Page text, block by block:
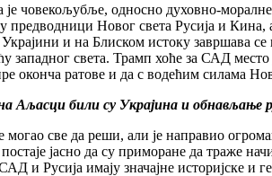
човекољубље, односно духовно-
Новог света Русија и Кина,
и на Блиском истоку завршава
западног света. Трамп хоће за САД
оконча ратове и да с водећим силама
били су Украјина и обнављање
могао све да реши, али је направио
јасно да су приморане да траже
и Русија имају значајне историјске и